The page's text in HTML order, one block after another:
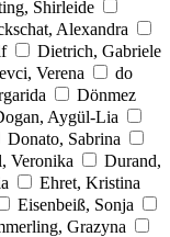
Shirleide
Alexandra
Dietrich, Gabriele
Verena
do
Dönmez
Aygül-Lia
Donato, Sabrina
Veronika
Durand,
Ehret, Kristina
Eisenbeiß, Sonja
Grazyna